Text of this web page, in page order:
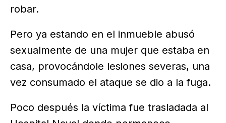
robar.
Pero ya estando en el inmueble abusó
sexualmente de una mujer que estaba en
casa, provocándole lesiones severas, una
vez consumado el ataque se dio a la fuga.
Poco después la víctima fue trasladada al